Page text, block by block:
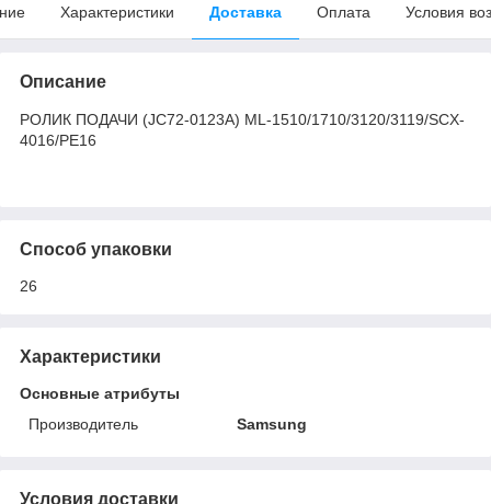
Характеристики Доставка Оплата Условия
Описание
РОЛИК ПОДАЧИ (JC72-0123A) ML-1510/1710/3120/3119/SCX-
4016/PE16
Способ упаковки
26
Характеристики
Основные атрибуты
Производитель
Samsung
Условия доставки